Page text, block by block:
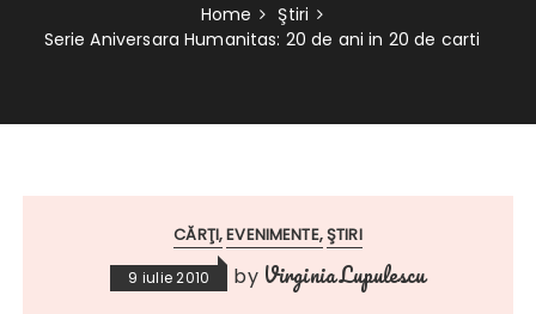
Home
Ştiri
Serie Aniversara Humanitas: 20 de ani in 20 de carti
CĂRŢI EVENIMENTE ŞTIRI
9 iulie 2010 by Virginia Lupulescu